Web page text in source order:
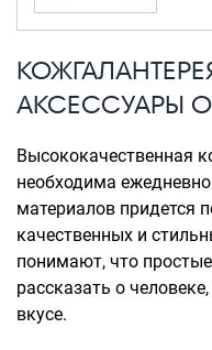
АКСЕССУАРЫ
Высококачественная
необходима
материалов придется
качественных и
понимают, что
рассказать о
вкусе.